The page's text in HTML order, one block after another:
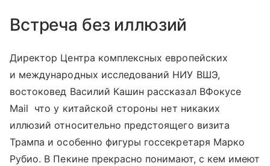
Встреча без иллюзий
Директор Центра комплексных европейских
и международных исследований НИУ ВШЭ,
востоковед Василий Кашин рассказал ВФокусе
Mail что у китайской стороны нет никаких
иллюзий относительно предстоящего визита
Трампа и особенно фигуры госсекретаря Марко
Рубио. В Пекине прекрасно понимают, с кем имеют